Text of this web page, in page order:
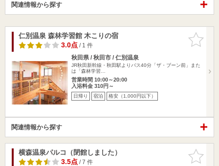
関連情報から探す
お気に入
りに追加
仁別温泉 森林学習館 木こりの宿
3.0点/ 1 件
秋田県 / 秋田市 / 仁別温泉
JR秋田新幹線・秋田駅よりバス40分「ザ・ブーン前」また
は「森林学習…
営業時間 10:00～20:00
入浴料金 310円～
日帰り 宿泊 格安（1,000円以下）
関連情報から探す
お気に入
りに追加
横森温泉パルコ（閉館しました）
3.5点/ 7 件